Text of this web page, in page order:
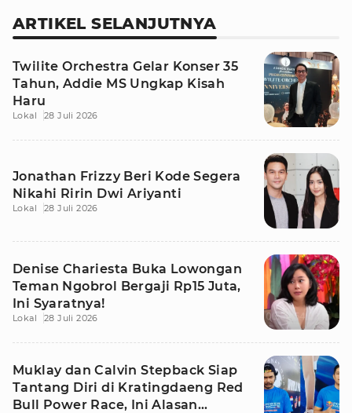
ARTIKEL SELANJUTNYA
Twilite Orchestra Gelar Konser 35
Tahun, Addie MS Ungkap Kisah
Haru
Lokal 28 Juli 2026
Jonathan Frizzy Beri Kode Segera
Nikahi Ririn Dwi Ariyanti
Lokal 28 Juli 2026
Denise Chariesta Buka Lowongan
Teman Ngobrol Bergaji Rp15 Juta,
Ini Syaratnya!
Lokal 28 Juli 2026
Muklay dan Calvin Stepback Siap
Tantang Diri di Kratingdaeng Red
Bull Power Race, Ini Alasan